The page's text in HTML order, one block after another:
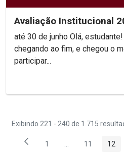
Avaliação Institucional
até 30 de junho Olá, estudante! O semestre está
chegando ao fim, e chegou o
participar...
Exibindo 221 - 240 de 1.715
Página
1 PáginasPágina
11 12